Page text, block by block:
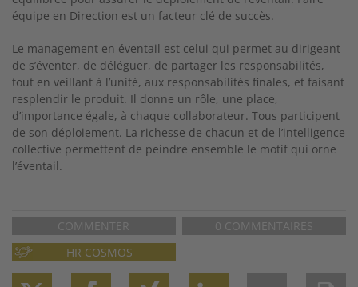
équipe en Direction est un facteur clé de succès.
Le management en éventail est celui qui permet au dirigeant
de s’éventer, de déléguer, de partager les responsabilités,
tout en veillant à l’unité, aux responsabilités finales, et faisant
resplendir le produit. Il donne un rôle, une place,
d’importance égale, à chaque collaborateur. Tous participent
de son déploiement. La richesse de chacun et de l’intelligence
collective permettent de peindre ensemble le motif qui orne
l’éventail.
COMMENTER
0 COMMENTAIRES
HR COSMOS